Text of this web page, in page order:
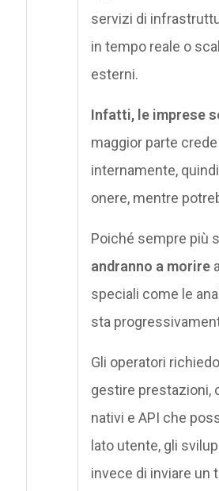
servizi di
in tempo reale o
esterni.
Infatti, le imprese
maggior parte
internamente,
onere, mentre
Poiché sempre più
andranno a morire
speciali come le
sta
Gli operatori
gestire prestazioni,
nativi e API che
lato utente, gli
invece di inviare un